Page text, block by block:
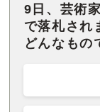
9日、芸術
で落札され
どんなもの